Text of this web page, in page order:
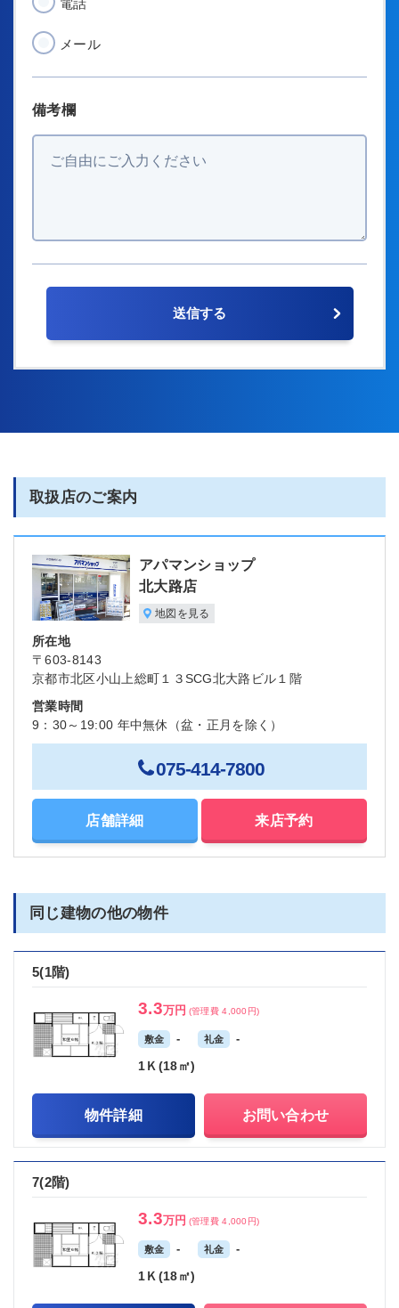
取扱店のご案内
アパマンショップ
北大路店
地図を見る
所在地
〒603-8143
京都市北区小山上総町１３SCG北大路ビル１階
営業時間
9：30～19:00 年中無休（盆・正月を除く）
075-414-7800
店舗詳細 来店予約
同じ建物の他の物件
5(1階)
3.3万円 (管理費 4,000円)
敷金 - 礼金 -
1Ｋ(18㎡)
物件詳細 お問い合わせ
7(2階)
3.3万円 (管理費 4,000円)
敷金 - 礼金 -
1Ｋ(18㎡)